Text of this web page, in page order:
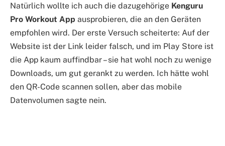
Natürlich wollte ich auch die dazugehörige Kenguru
Pro Workout App ausprobieren, die an den Geräten
empfohlen wird. Der erste Versuch scheiterte: Auf der
Website ist der Link leider falsch, und im Play Store ist
die App kaum auffindbar – sie hat wohl noch zu wenige
Downloads, um gut gerankt zu werden. Ich hätte wohl
den QR-Code scannen sollen, aber das mobile
Datenvolumen sagte nein.